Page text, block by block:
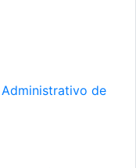
de